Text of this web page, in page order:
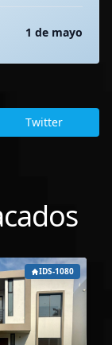
1 de mayo
Twitter
IDS-1080